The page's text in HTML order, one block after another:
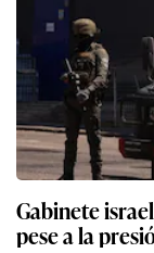
Gabinete
pese a la